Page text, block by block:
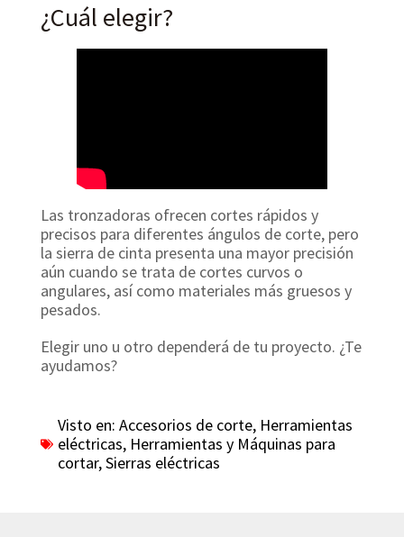
¿Cuál elegir?
Las tronzadoras ofrecen cortes rápidos y
precisos para diferentes ángulos de corte, pero
la sierra de cinta presenta una mayor precisión
aún cuando se trata de cortes curvos o
angulares, así como materiales más gruesos y
pesados.
Elegir uno u otro dependerá de tu proyecto. ¿Te
ayudamos?
Visto en: Accesorios de corte, Herramientas
eléctricas, Herramientas y Máquinas para
cortar,Sierras eléctricas